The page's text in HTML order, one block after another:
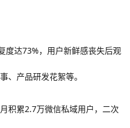
度达73%，用户新鲜感丧失后观
、产品研发花絮等。
积累2.7万微信私域用户，二次